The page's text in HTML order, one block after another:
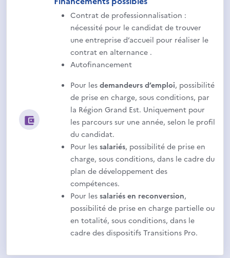
Contrat de professionnalisation :
nécessité pour le candidat de trouver
une entreprise d’accueil pour réaliser le
contrat en alternance .
Autofinancement
Pour les demandeurs d’emploi, possibilité
de prise en charge, sous conditions, par
la Région Grand Est. Uniquement pour
les parcours sur une année, selon le profil
du candidat.
Pour les salariés, possibilité de prise en
charge, sous conditions, dans le cadre du
plan de développement des
compétences.
Pour les salariés en reconversion,
possibilité de prise en charge partielle ou
en totalité, sous conditions, dans le
cadre des dispositifs Transitions Pro.